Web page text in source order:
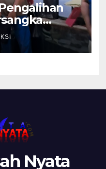
Skincare,
Jatim:
Jaksanya
Nyata